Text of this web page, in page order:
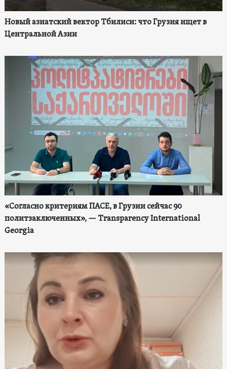
Новый азиатский вектор Тбилиси: что Грузия ищет в
Центральной Азии
«Согласно критериям ПАСЕ, в Грузии сейчас 90
политзаключенных», — Transparency International
Georgia